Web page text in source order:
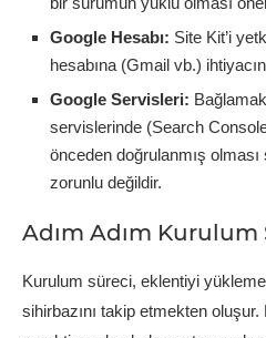
Google Hesabı: Site Kit’i
hesabına (Gmail vb.)
Google Servisleri:
servislerinde (Search
önceden doğrulanmış olması
zorunlu değildir.
Adım Adım Kurulum
Kurulum süreci, eklentiyi
sihirbazını takip etmekten